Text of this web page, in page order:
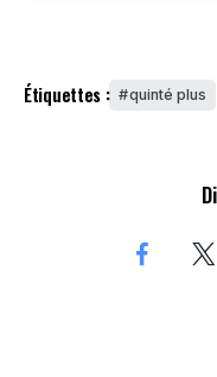
Étiquettes : quinté plus